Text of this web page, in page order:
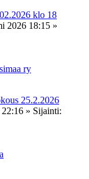
klo 18
2026 18:15 »
ry
25.2.2026
» Sijainti: